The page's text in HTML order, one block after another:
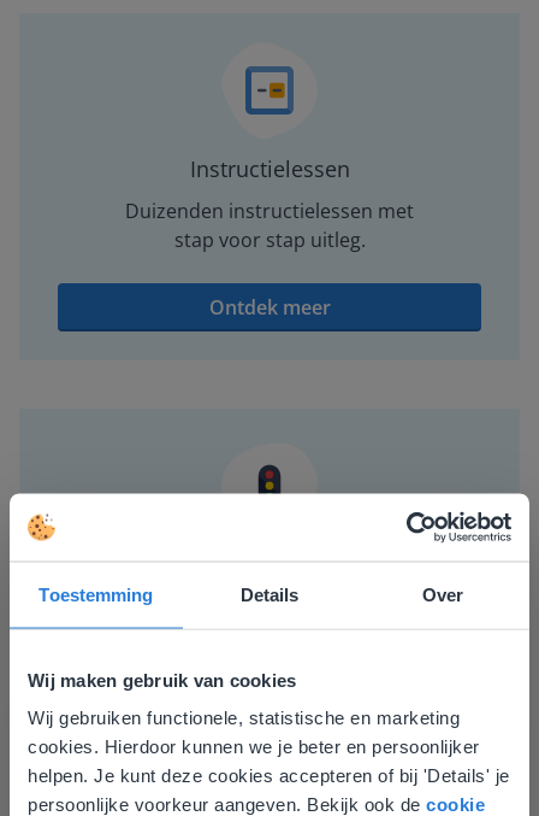
Toestemming Details Over
Wij maken gebruik van cookies
Wij gebruiken functionele, statistische en marketing
cookies. Hierdoor kunnen we je beter en persoonlijker
helpen. Je kunt deze cookies accepteren of bij 'Details' je
persoonlijke voorkeur aangeven. Bekijk ook de cookie
Instructielessen
Duizenden instructielessen met
stap voor stap uitleg.
Ontdek meer
Hulpmiddelen in de klas
Gynzy zit vol met handige digibordtools die
jou tijd besparen én je lessen leuker maken.
Deze website komt niet
overeen met je locatie